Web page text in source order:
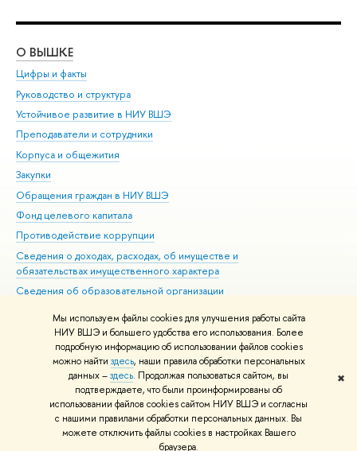
Мы используем файлы cookies для улучшения работы сайта
НИУ ВШЭ и большего удобства его использования. Более
подробную информацию об использовании файлов cookies
можно найти здесь, наши правила обработки персональных
данных –здесь. Продолжая пользоваться сайтом, вы
подтверждаете, что были проинформированы об
использовании файлов cookies сайтом НИУ ВШЭ и согласны
с нашими правилами обработки персональных данных. Вы
можете отключить файлы cookies в настройках Вашего
браузера.
✖
О ВЫШКЕ
Цифры и факты
Руководство и структура
Устойчивое развитие в НИУ ВШЭ
Преподаватели и сотрудники
Корпуса и общежития
Закупки
Обращения граждан в НИУ ВШЭ
Фонд целевого капитала
Противодействие коррупции
Сведения о доходах, расходах, об имуществе и
обязательствах имущественного характера
Сведения об образовательной организации
Людям с ограниченными возможностями здоровья
Единая платежная страница
Работа в Вышке
© НИУ ВШЭ 1993–2026 Адреса и контакты Условия использования
материалов Политика конфиденциальности Карта сайта
Шрифты HSE Sans и HSE Slab разработаны вШколе дизайна НИУ ВШЭ